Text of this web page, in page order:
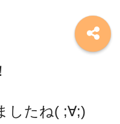
したね( ;∀;)